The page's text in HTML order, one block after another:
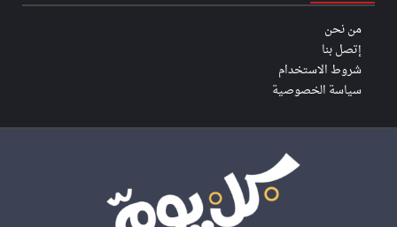
من نحن
إتصل بنا
شروط الاستخدام
سياسة الخصوصية